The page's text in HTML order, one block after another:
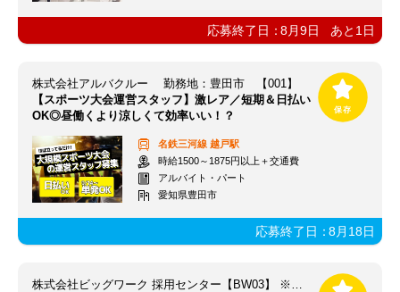
応募終了日：8月9日 あと 1 日
株式会社アルバクルー 勤務地：豊田市 【001】
【スポーツ大会運営スタッフ】激レア／短期＆日払い
OK◎昼働くより涼しくて効率いい！？
名鉄三河線 越戸駅
時給1500～1875円以上＋交通費
アルバイト・パート
愛知県豊田市
応募終了日：8月18日